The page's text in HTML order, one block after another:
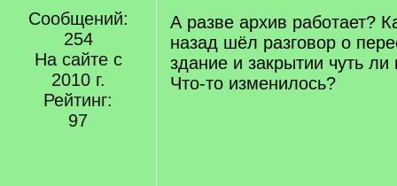
Сообщений:
254
На сайте с
2010 г.
Рейтинг:
97
q
]
А разве архив работает?
назад шёл разговор о
здание и закрытии чуть
Что-то изменилось?